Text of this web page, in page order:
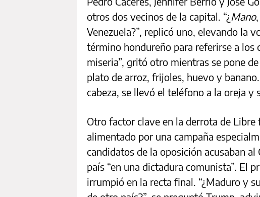
otros dos vecinos de la capital. “¿ Mano
Venezuela?”, replicó uno, elevando la
término hondureño para referirse a
miseria”, gritó otro mientras se pone
plato de arroz, frijoles, huevo y
cabeza, se llevó el teléfono a la oreja y
Otro factor clave en la derrota de Libre
alimentado por una campaña
candidatos de la oposición acusaban
país “en una dictadura comunista”. El
irrumpió en la recta final. “¿Maduro y